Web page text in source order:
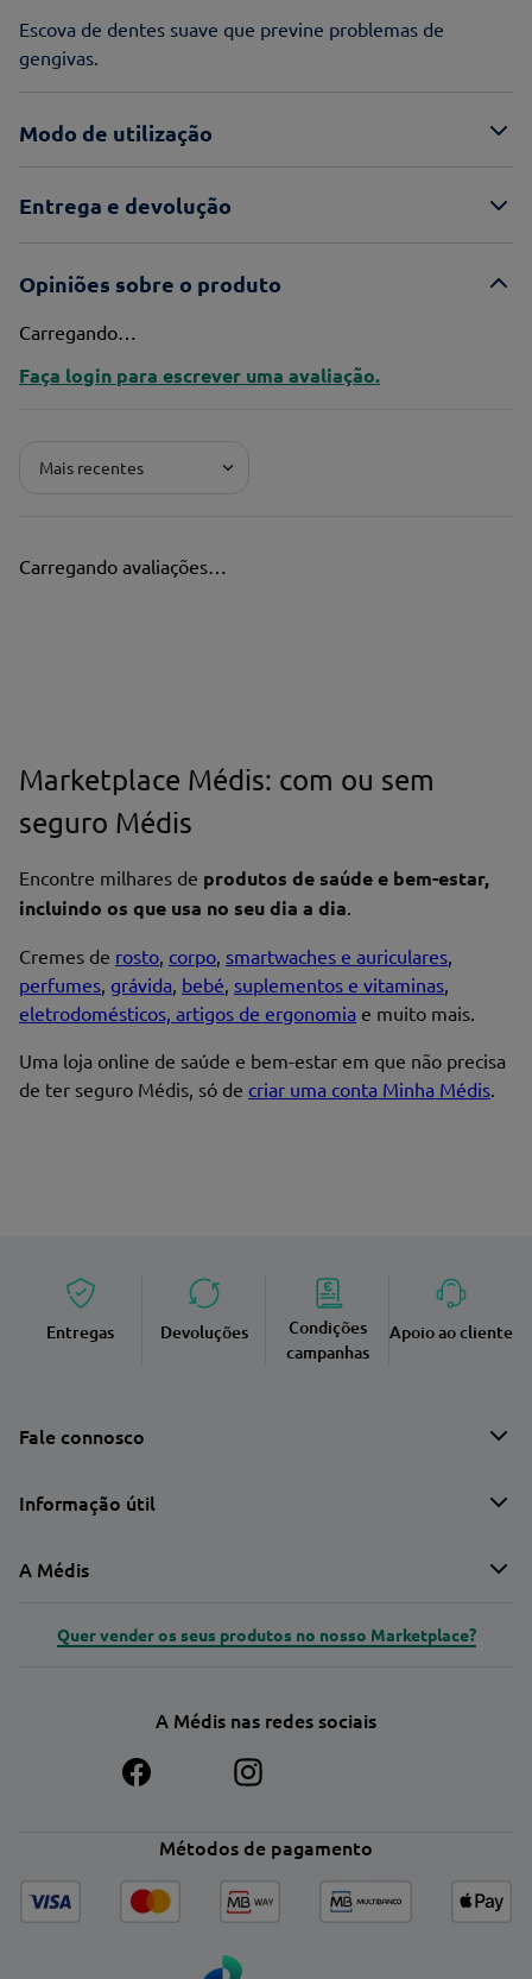
Escova de dentes suave que previne problemas de
gengivas.
Modo de utilização
Entrega e devolução
Opiniões sobre o produto
Carregando…
Faça login para escrever uma avaliação.
Mais recentes
Carregando avaliações…
Marketplace Médis: com ou sem
seguro Médis
Encontre milhares de produtos de saúde e bem-estar,
incluindo os que usa no seu dia a dia.
Cremes de rosto, corpo, smartwaches e auriculares,
perfumes, grávida, bebé, suplementos e vitaminas,
eletrodomésticos, artigos de ergonomia e muito mais.
Uma loja online de saúde e bem-estar em que não precisa
de ter seguro Médis, só de criar uma conta Minha Médis.
Entregas Devoluções
Condições
campanhas
Apoio ao cliente
Fale connosco
Informação útil
A Médis
Quer vender os seus produtos no nosso Marketplace?
A Médis nas redes sociais
Métodos de pagamento